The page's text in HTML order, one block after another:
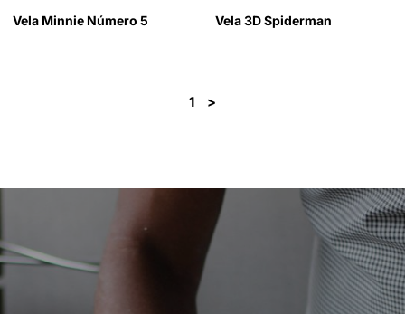
Vela Minnie Número 5 Vela 3D Spiderman
1 >